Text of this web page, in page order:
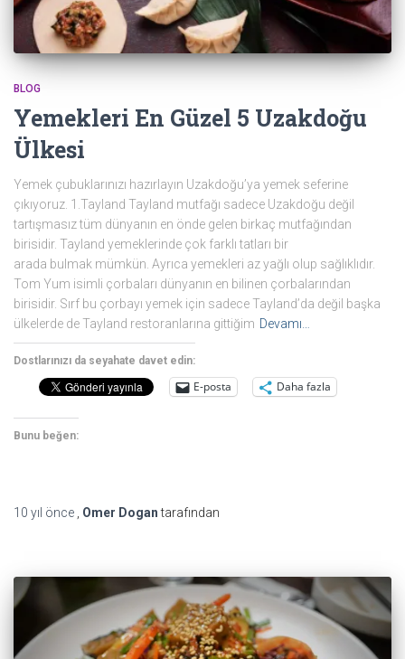
BLOG
Yemekleri En Güzel 5 Uzakdoğu
Ülkesi
Yemek çubuklarınızı hazırlayın Uzakdoğu’ya yemek seferine
çıkıyoruz. 1.Tayland Tayland mutfağı sadece Uzakdoğu değil
tartışmasız tüm dünyanın en önde gelen birkaç mutfağından
birisidir. Tayland yemeklerinde çok farklı tatları bir
arada bulmak mümkün. Ayrıca yemekleri az yağlı olup sağlıklıdır.
Tom Yum isimli çorbaları dünyanın en bilinen çorbalarından
birisidir. Sırf bu çorbayı yemek için sadece Tayland’da değil başka
ülkelerde de Tayland restoranlarına gittiğim Devamı…
Dostlarınızı da seyahate davet edin:
E-posta Daha fazla
Bunu beğen:
10 yıl önce Omer Dogantarafından